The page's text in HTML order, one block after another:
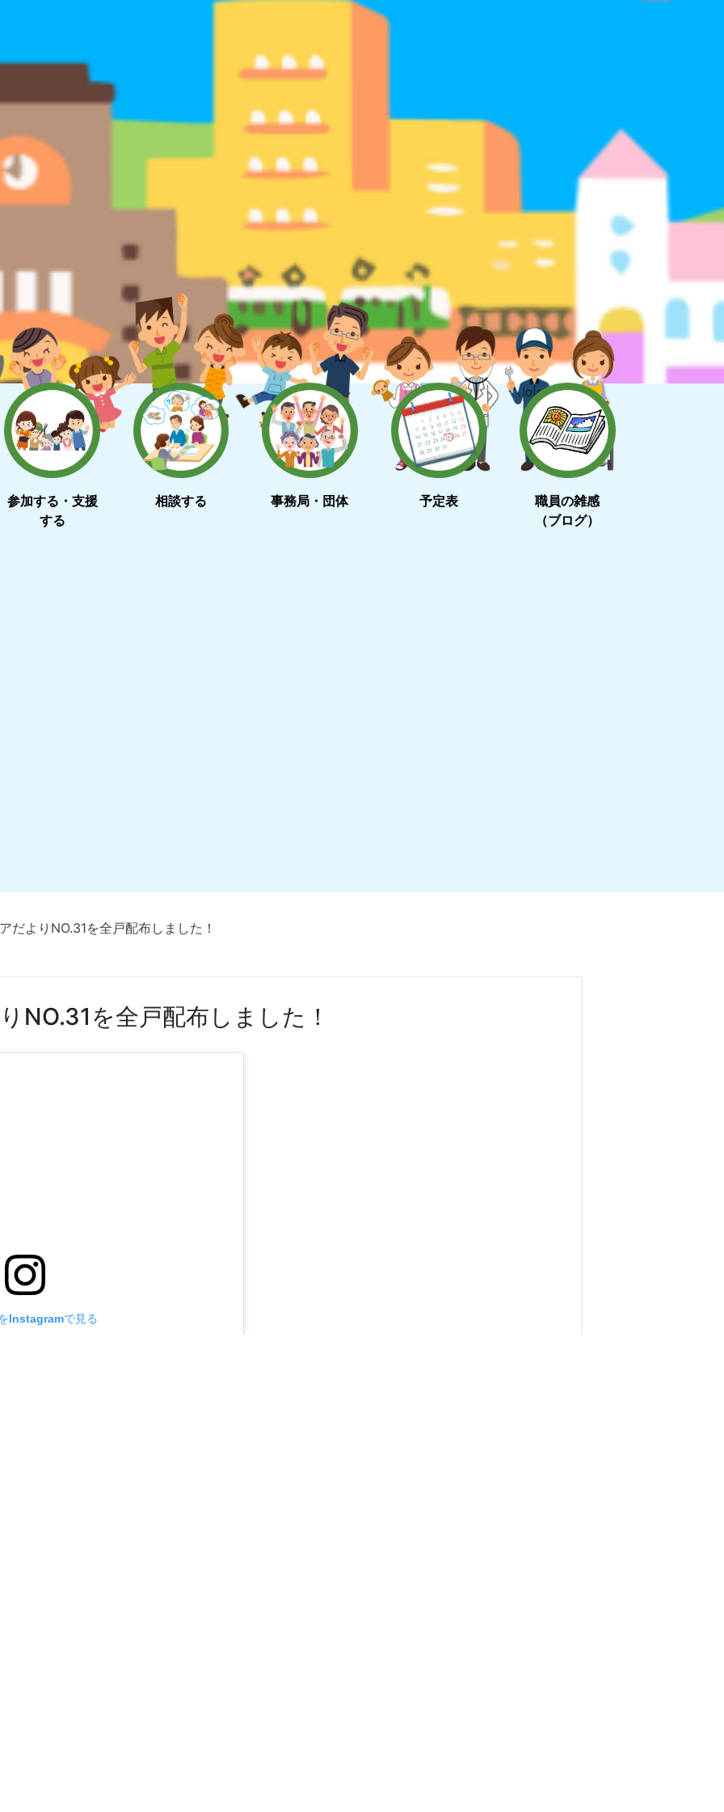
参加する・支援
する
相談する 事務局・団体 予定表
職員の雑感
（ブログ）
だよりNO.31を全戸配布しました！
NO.31を全戸配布しました！
Instagramで見る